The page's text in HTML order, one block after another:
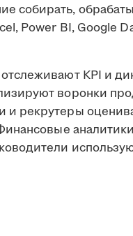
собирать,
Power BI, Google
KPI и
воронки
и рекрутеры